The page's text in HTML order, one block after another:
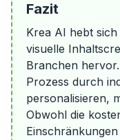
Fazit
Krea AI hebt
visuelle
Branchen
Prozess durch
personalisieren,
Obwohl die